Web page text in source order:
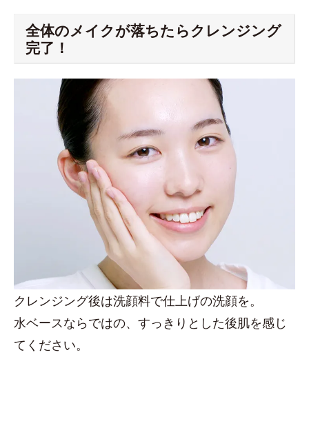
全体のメイクが落ちたらクレンジング
完了！
クレンジング後は洗顔料で仕上げの洗顔を。
水ベースならではの、すっきりとした後肌を感じ
てください。